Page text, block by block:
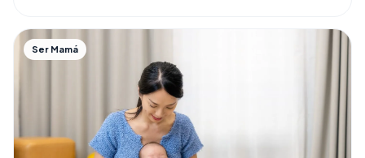
Ser Mamá